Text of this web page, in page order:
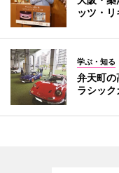
ッツ・
学ぶ・知る
弁天町
ラシック